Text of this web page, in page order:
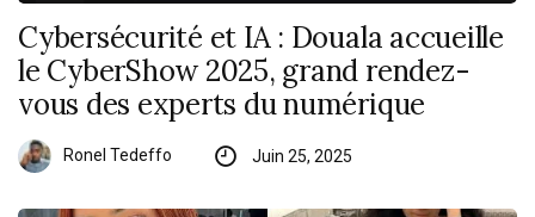
Cybersécurité et IA : Douala accueille
le CyberShow 2025, grand rendez-
vous des experts du numérique
Ronel Tedeffo Juin 25, 2025